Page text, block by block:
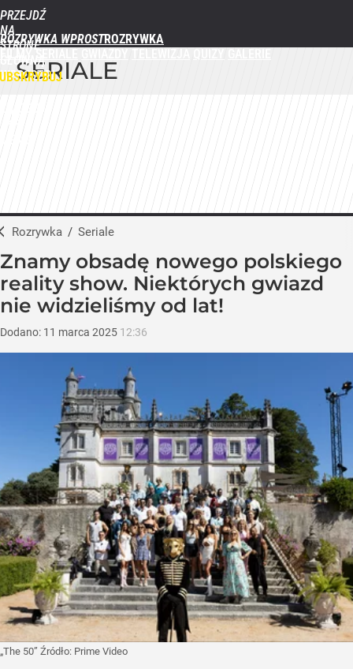
PRZEJDŹ
NA
STRONĘ
GŁÓWNĄ
WPROST.PL
ROZRYWKA WPROST
SERIALE
Rozrywka / Seriale
Znamy obsadę nowego polskiego
reality show. Niektórych gwiazd
nie widzieliśmy od lat!
Dodano: 11 marca 2025 12:36
„The 50” Źródło: Prime Video